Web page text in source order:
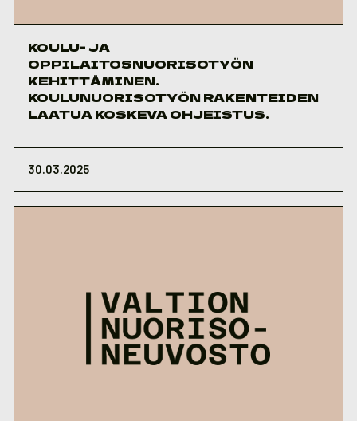
KOULU- JA
OPPILAITOSNUORISOTYÖN
KEHITTÄMINEN.
KOULUNUORISOTYÖN RAKENTEIDEN
LAATUA KOSKEVA OHJEISTUS.
30.03.2025